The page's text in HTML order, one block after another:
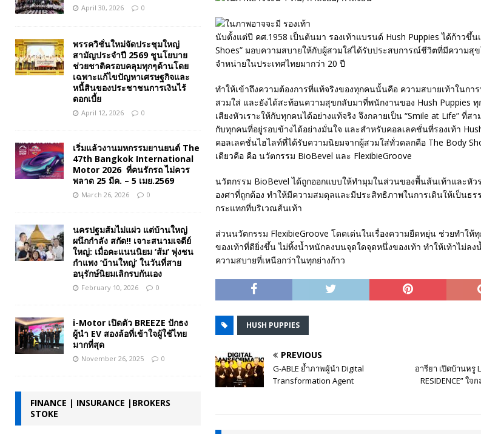
นับตั้งแต่ปี คศ.1958 เป็นต้นมา รองเท้าแบรนด์ Hush Puppies ได้ก้าวขึ้น
Shoes” มอบความสบายให้กับผู้สวมใส่ได้รับประสบการณ์ชีวิตที่มีความสุ
จำหน่ายในประเทศไทยมากว่า 20 ปี
ทำให้เข้าถึงความต้องการที่แท้จริงของทุกคนนั้นคือ ความสบายเท้าในกา
สวมใส่ และยังได้สะท้อนความสุขกลับมาที่พนักงานของ Hush Puppies
เสียงหัวเราะให้กับทุกคนได้อย่างแท้จริง จึงกลายเป็น “Smile at Life” ที่
กับทุกคนที่อยู่รอบข้างได้อย่างมั่นใจ และสำหรับคอลเลคชั่นที่รองเท้า
คอลเลคชั่นไฮไลท์ที่ได้รับความนิยมจากผู้สวมใส่ทั่วดลกคือ The Body
เดียวคือ คือ นวัตกรรม BioBevel และ FlexibieGroove
นวัตกรรม BioBevel ได้ถูกออกแบบให้ทำมุมในส่วนของพื้นส้นเท้าและหัวร
องศาที่ถูกต้อง ทำให้มีความสมดุลและมีประสิทธิภาพในการเดินให้เป็นธ
กระแทกที่บริเวณส้นเท้า
ส่วนนวัตกรรม FlexibieGroove โดดเด่นในเรื่องความยืดหยุ่น ช่วยทำให้
ของเท้าที่ดียิ่งขึ้น ไม่ทิ้งน้ำหนักลงบนจุดใดจุดหนึ่งของเท้า ทำให้เท้าไม่ล
ความสบายที่เหนือกว่าในทุกย่างก้าว
HUSH PUPPIES
PREVIOUS
G-ABLE ย้ำภาพผู้นำ Digital
Transformation Agent
อารียา เปิดบ้านหรู
RESIDENCE” ใ
April 30, 2026 0
พรรควิชั่นใหม่จัดประชุมใหญ่
สามัญประจำปี 2569 ชูนโยบาย
ช่วยชาติครอบคลุมทุกๆด้านโดย
เฉพาะแก้ไขปัญหาเศรษฐกิจและ
หนี้สินของประชาชนการเงินไร้
ดอกเบี้ย
April 12, 2026 0
เริ่มแล้วงานมหกรรมยานยนต์ The
47th Bangkok International
Motor 2026 ที่คนรักรถ ไม่ควร
พลาด 25 มีค. – 5 เมย.2569
March 26, 2026 0
นครปฐมส้มไม่แผ่ว แต่บ้านใหญ่
ผนึกกำลัง สกัด!! เจาะสนามเจดีย์
ใหญ่: เมื่อคะแนนนิยม ‘ส้ม’ พุ่งชน
กำแพง ‘บ้านใหญ่’ ในวันที่สาย
อนุรักษ์นิยมเลิกรบกันเอง
February 10, 2026 0
i-Motor เปิดตัว BREEZE ปักธง
ผู้นำ EV สองล้อที่เข้าใจผู้ใช้ไทย
มากที่สุด
November 26, 2025 0
FINANCE | INSURANCE |BROKERS
STOKE